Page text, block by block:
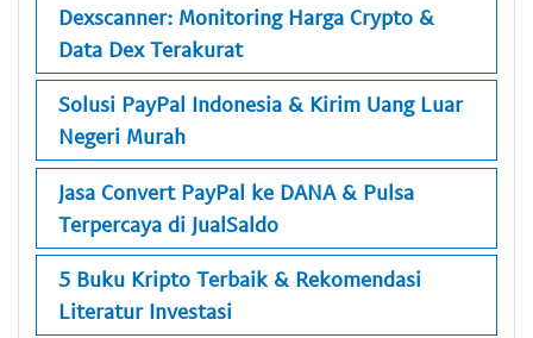
Dexscanner: Monitoring Harga Crypto &
Data Dex Terakurat
Solusi PayPal Indonesia & Kirim Uang Luar
Negeri Murah
Jasa Convert PayPal ke DANA & Pulsa
Terpercaya di JualSaldo
5 Buku Kripto Terbaik & Rekomendasi
Literatur Investasi